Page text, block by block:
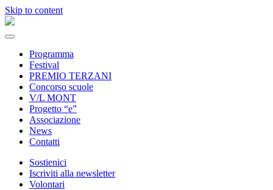
Skip to content
Programma
Festival
PREMIO TERZANI
Concorso scuole
V/L MONT
Progetto “e”
Associazione
News
Contatti
Sostienici
Iscriviti alla newsletter
Volontari